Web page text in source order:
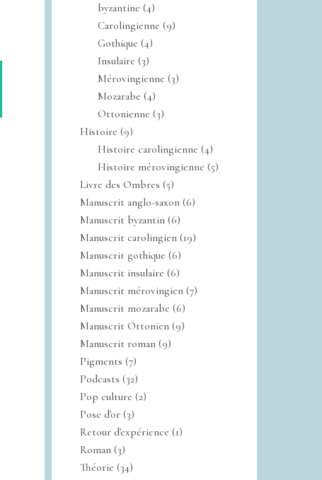
byzantine (4)
Carolingienne (9)
Gothique (4)
Insulaire (3)
Mérovingienne (3)
Mozarabe (4)
Ottonienne (3)
Histoire (9)
Histoire carolingienne (4)
Histoire mérovingienne (5)
Livre des Ombres (5)
Manuscrit anglo-saxon (6)
Manuscrit byzantin (6)
Manuscrit carolingien (19)
Manuscrit gothique (6)
Manuscrit insulaire (6)
Manuscrit mérovingien (7)
Manuscrit mozarabe (6)
Manuscrit Ottonien (9)
Manuscrit roman (9)
Pigments (7)
Podcasts (32)
Pop culture (2)
Pose d'or (3)
Retour d'expérience (1)
Roman (3)
Théorie (34)